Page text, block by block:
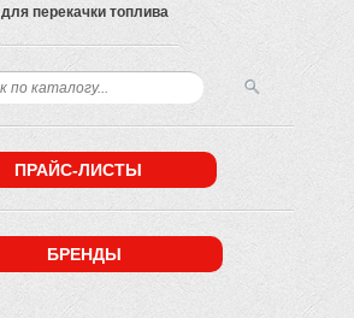
для перекачки топлива
ПРАЙС-ЛИСТЫ
БРЕНДЫ